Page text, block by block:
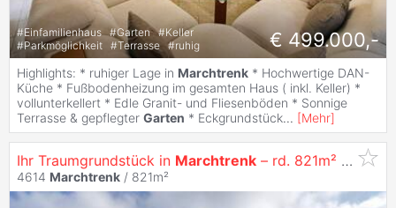
#Einfamilienhaus #Garten #Keller
#Parkmöglichkeit #Terrasse #ruhig € 499.000,-
Highlights: * ruhiger Lage in Marchtrenk * Hochwertige DAN-
Küche * Fußbodenheizung im gesamten Haus ( inkl. Keller) *
vollunterkellert * Edle Granit- und Fliesenböden * Sonnige
Terrasse & gepflegter Garten * Eckgrundstück... [Mehr]
Ihr Traumgrundstück in Marchtrenk – rd. 821m² voller Möglichkeiten
4614 Marchtrenk / 821m²